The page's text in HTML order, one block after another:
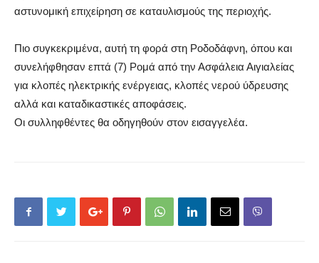
αστυνομική επιχείρηση σε καταυλισμούς της περιοχής.
Πιο συγκεκριμένα, αυτή τη φορά στη Ροδοδάφνη, όπου και
συνελήφθησαν επτά (7) Ρομά από την Ασφάλεια Αιγιαλείας
για κλοπές ηλεκτρικής ενέργειας, κλοπές νερού ύδρευσης
αλλά και καταδικαστικές αποφάσεις.
Οι συλληφθέντες θα οδηγηθούν στον εισαγγελέα.